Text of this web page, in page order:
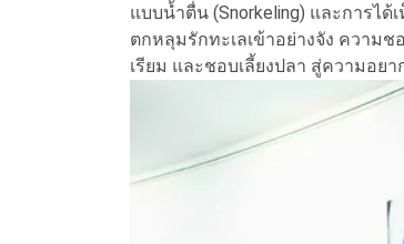
แบบน้ำตื่น (Snorkeling) และการไ
ตกหลุมรักทะเลเข้าอย่างจัง ควา
เรียม และชอบเลี้ยงปลา สู่ความอย